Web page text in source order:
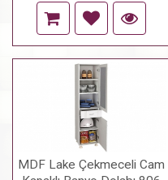
MDF Lake Çekmeceli Cam